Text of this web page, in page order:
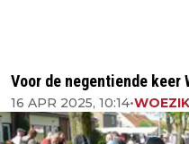
Voor de negentiende keer
16 APR 2025, 10:14•WOEZIK